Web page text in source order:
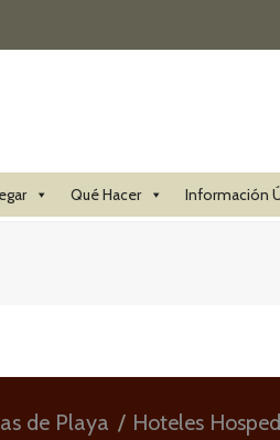
Qué Hacer Información
de Playa Hoteles